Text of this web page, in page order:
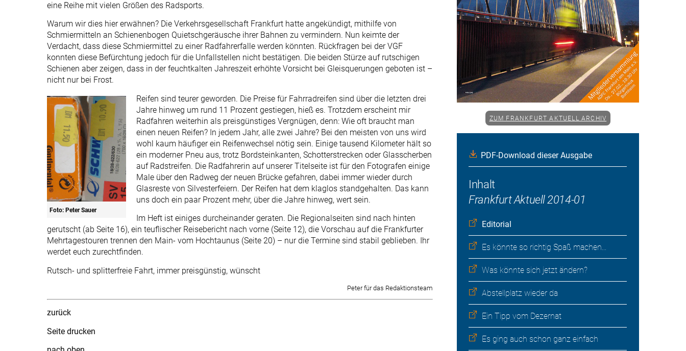
eine Reihe mit vielen Größen des Radsports.
Warum wir dies hier erwähnen? Die Verkehrsgesellschaft Frankfurt hatte angekündigt, mithilfe von
Schmiermitteln an Schienenbogen Quietschgeräusche ihrer Bahnen zu vermindern. Nun keimte der
Verdacht, dass diese Schmiermittel zu einer Radfahrerfalle werden könnten. Rückfragen bei der VGF
konnten diese Befürchtung jedoch für die Unfallstellen nicht bestätigen. Die beiden Stürze auf rutschigen
Schienen aber zeigen, dass in der feuchtkalten Jahreszeit erhöhte Vorsicht bei Gleisquerungen geboten ist –
nicht nur bei Frost.
Foto: Peter Sauer
Reifen sind teurer geworden. Die Preise für Fahrradreifen sind über die letzten drei
Jahre hinweg um rund 11 Prozent gestiegen, hieß es. Trotzdem erscheint mir
Radfahren weiterhin als preisgünstiges Vergnügen, denn: Wie oft braucht man
einen neuen Reifen? In jedem Jahr, alle zwei Jahre? Bei den meisten von uns wird
wohl kaum häufiger ein Reifenwechsel nötig sein. Einige tausend Kilometer hält so
ein moderner Pneu aus, trotz Bordsteinkanten, Schotterstrecken oder Glasscherben
auf Radstreifen. Die Radfahrerin auf unserer Titelseite ist für den Fotografen einige
Male über den Radweg der neuen Brücke gefahren, dabei immer wieder durch
Glasreste von Silvesterfeiern. Der Reifen hat dem klaglos standgehalten. Das kann
uns doch ein paar Prozent mehr, über die Jahre hinweg, wert sein.
Im Heft ist einiges durcheinander geraten. Die Regionalseiten sind nach hinten
gerutscht (ab Seite 16), ein teuflischer Reisebericht nach vorne (Seite 12), die Vorschau auf die Frankfurter
Mehrtagestouren trennen den Main- vom Hochtaunus (Seite 20) – nur die Termine sind stabil geblieben. Ihr
werdet euch zurechtfinden.
Rutsch- und splitterfreie Fahrt, immer preisgünstig, wünscht
Peter für das Redaktionsteam
zurück
Seite drucken
ZUM FRANKFURT AKTUELL ARCHIV
PDF-Download dieser Ausgabe
Inhalt
Frankfurt Aktuell 2014-01
Editorial
Es könnte so richtig Spaß machen...
Was könnte sich jetzt ändern?
Abstellplatz wieder da
Ein Tipp vom Dezernat
Es ging auch schon ganz einfach